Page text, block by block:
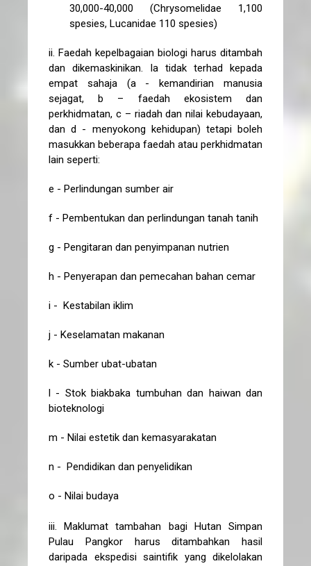
30,000-40,000 (Chrysomelidae 1,100
spesies, Lucanidae 110 spesies)
ii. Faedah kepelbagaian biologi harus ditambah
dan dikemaskinikan. Ia tidak terhad kepada
empat sahaja (a - kemandirian manusia
sejagat, b – faedah ekosistem dan
perkhidmatan, c – riadah dan nilai kebudayaan,
dan d - menyokong kehidupan) tetapi boleh
masukkan beberapa faedah atau perkhidmatan
lain seperti:
e - Perlindungan sumber air
f - Pembentukan dan perlindungan tanah tanih
g - Pengitaran dan penyimpanan nutrien
h - Penyerapan dan pemecahan bahan cemar
i - Kestabilan iklim
j - Keselamatan makanan
k - Sumber ubat-ubatan
l - Stok biakbaka tumbuhan dan haiwan dan
bioteknologi
m - Nilai estetik dan kemasyarakatan
n - Pendidikan dan penyelidikan
o - Nilai budaya
iii. Maklumat tambahan bagi Hutan Simpan
Pulau Pangkor harus ditambahkan hasil
daripada ekspedisi saintifik yang dikelolakan